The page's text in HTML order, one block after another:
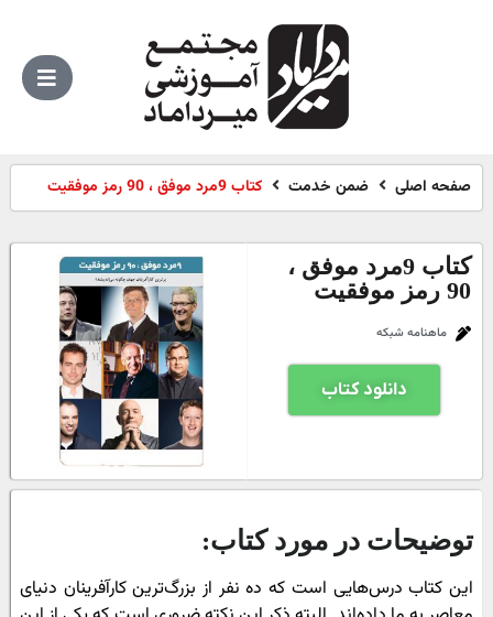
صفحه اصلی ضمن خدمت کتاب 9مرد موفق ، 90 رمز موفقیت
کتاب 9مرد موفق ،
90 رمز موفقیت
ماهنامه شبکه
دانلود کتاب
توضیحات در مورد کتاب:
این کتاب درس‌هایی است که ده نفر از بزرگ‌ترین کارآفرینان دنیای